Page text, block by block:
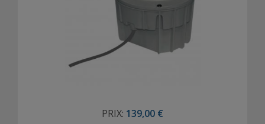
PRIX: 139,00 €